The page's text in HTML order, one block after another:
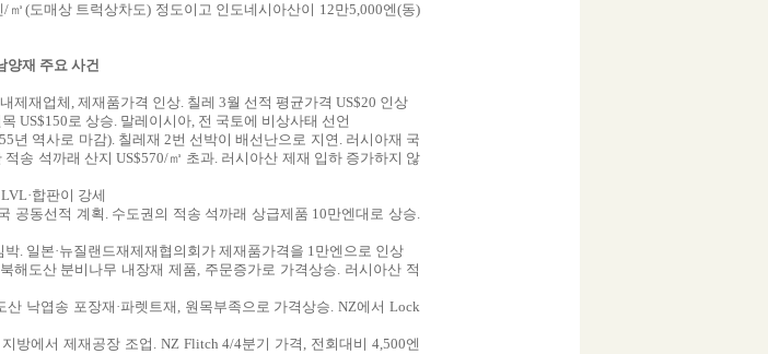
㎥(도매상 트럭상차도) 정도이고 인도네시아산이 12만5,000엔(동)
양재 주요 사건
제재업체, 제재품가격 인상. 칠레 3월 선적 평균가격 US$20 인상
US$150로 상승. 말레이시아, 전 국토에 비상사태 선언
년 역사로 마감). 칠레재 2번 선박이 배선난으로 지연. 러시아재 국
송 석까래 산지 US$570/㎥ 초과. 러시아산 제재 입하 증가하지 않
합판이 강세
공동선적 계획. 수도권의 적송 석까래 상급제품 10만엔대로 상승.
. 일본·뉴질랜드재제재협의회가 제재품가격을 1만엔으로 인상
해도산 분비나무 내장재 제품, 주문증가로 가격상승. 러시아산 적
낙엽송 포장재·파렛트재, 원목부족으로 가격상승. NZ에서 Lock
방에서 제재공장 조업. NZ Flitch 4/4분기 가격, 전회대비 4,500엔